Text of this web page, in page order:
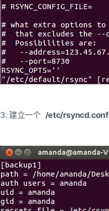
3. 建立一个 /etc/rsyncd.conf